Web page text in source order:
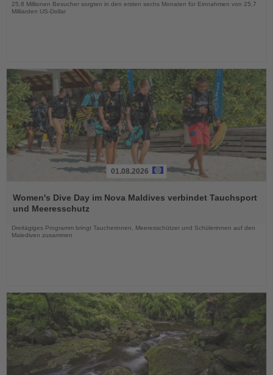
25,8 Millionen Besucher sorgten in den ersten sechs Monaten für Einnahmen von 25,7
Milliarden US-Dollar
Sie
die
01.08.2026
Women's Dive Day im Nova Maldives verbindet Tauchsport
und Meeresschutz
Dreitägiges Programm bringt Taucherinnen, Meeresschützer und Schülerinnen auf den
Malediven zusammen